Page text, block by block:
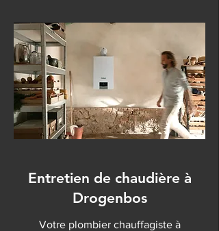
Entretien de chaudière à
Drogenbos
Votre plombier chauffagiste à